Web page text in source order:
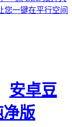
您一键在平行空间
安卓豆
净版